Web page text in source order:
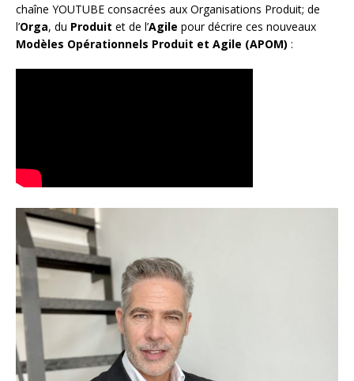
chaîne YOUTUBE consacrées aux Organisations Produit; de
l’Orga, du Produit et de l’Agile pour décrire ces nouveaux
Modèles Opérationnels Produit et Agile (APOM) :